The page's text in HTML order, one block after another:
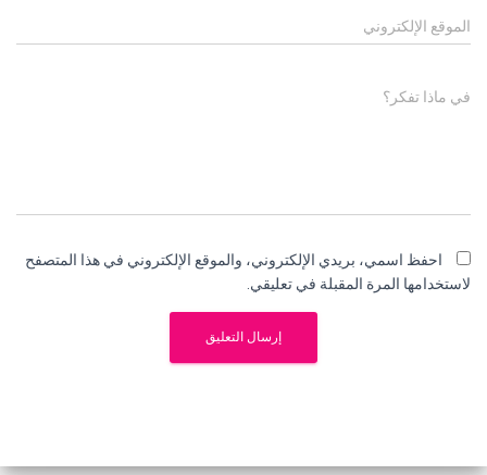
الموقع الإلكتروني
في ماذا تفكر؟
احفظ اسمي، بريدي الإلكتروني، والموقع الإلكتروني في هذا المتصفح
لاستخدامها المرة المقبلة في تعليقي.